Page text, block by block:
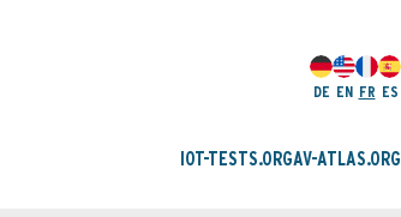
DE EN FR ES
IOT-TESTS.ORGAV-ATLAS.ORG